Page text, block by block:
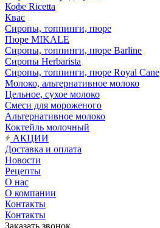
Кофе Ricetta
Квас
Сиропы, топпинги, пюре
Пюре MIKALE
Сиропы, топпинги, пюре Barline
Сиропы Herbarista
Сиропы, топпинги, пюре Royal Cane
Молоко, альтернативное молоко
Цельное, сухое молоко
Смеси для мороженого
Альтернативное молоко
Коктейль молочный
АКЦИИ
Доставка и оплата
Новости
Рецепты
О нас
О компании
Контакты
Контакты
Заказать звонок